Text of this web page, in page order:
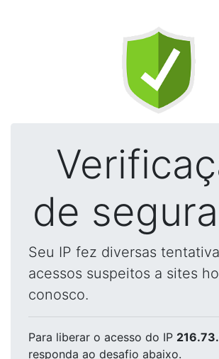
de
Seu IP fez diversas
acessos suspeitos a sites
conosco.
Para liberar o acesso do IP
responda ao desafio abaixo.